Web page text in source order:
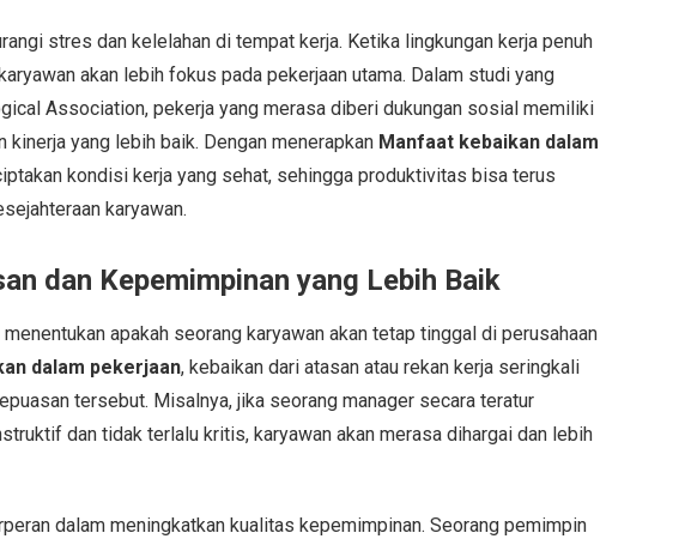
stres dan kelelahan di tempat kerja. Ketika lingkungan kerja penuh
akan lebih fokus pada pekerjaan utama. Dalam studi yang
Association, pekerja yang merasa diberi dukungan sosial memiliki
yang lebih baik. Dengan menerapkan Manfaat kebaikan dalam
kondisi kerja yang sehat, sehingga produktivitas bisa terus
karyawan.
dan Kepemimpinan yang Lebih Baik
apakah seorang karyawan akan tetap tinggal di perusahaan
dalam pekerjaan, kebaikan dari atasan atau rekan kerja seringkali
tersebut. Misalnya, jika seorang manager secara teratur
dan tidak terlalu kritis, karyawan akan merasa dihargai dan lebih
dalam meningkatkan kualitas kepemimpinan. Seorang pemimpin